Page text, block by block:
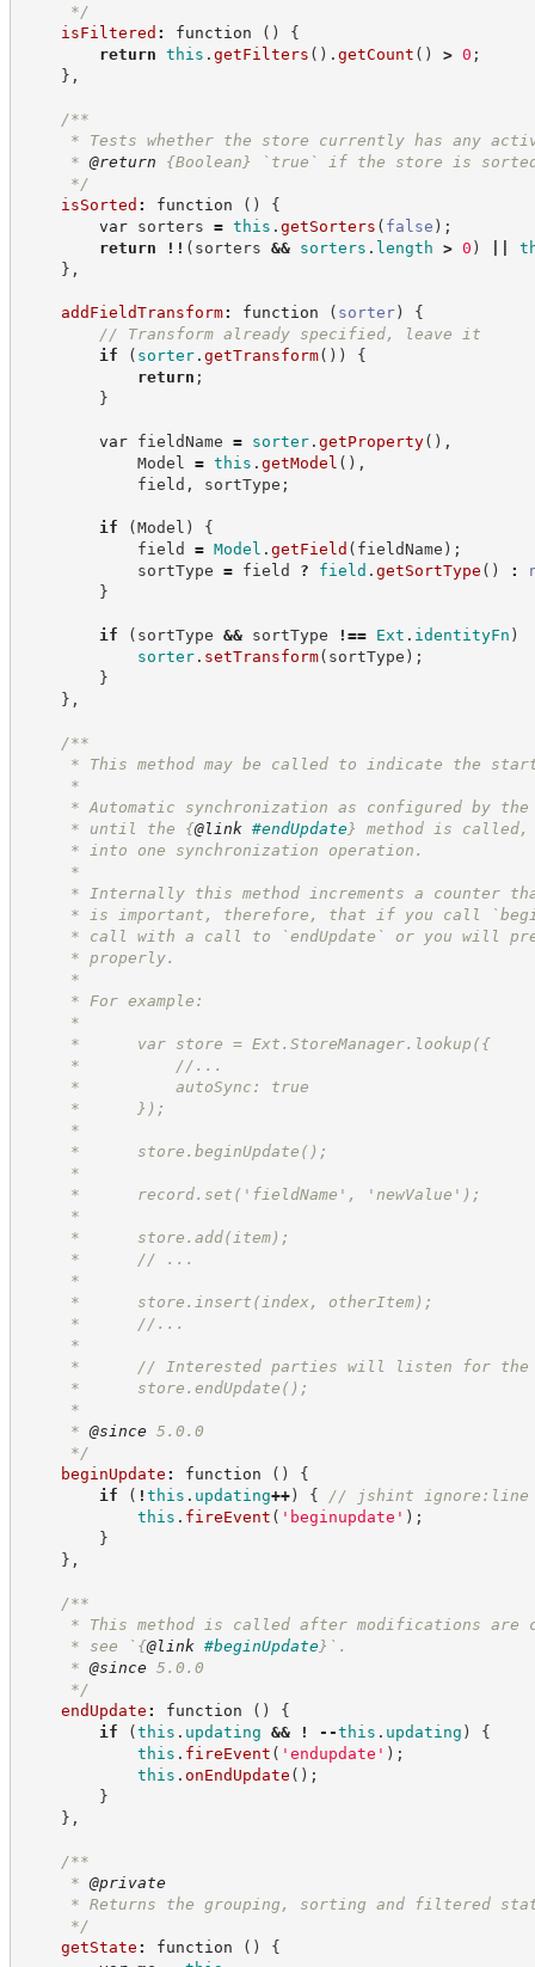
*/
isFiltered : function ( )
{
return this . getFilters ( ) . getCount ( ) > 0 ;
} ,
/**
* Tests whether the store currently has any
* @return {Boolean}
`true` if the store is
*/
isSorted : function ( )
{
var sorters = this . getSorters ( false ) ;
return
!! ( sorters && sorters . length > 0 )
} ,
addFieldTransform: function ( sorter)
{
// Transform already specified, leave it
if
( sorter. getTransform( ) )
{
return ;
}
var fieldName = sorter. getProperty( ) ,
Model = this . getModel ( ) ,
field , sortType ;
if (Model )
{
field = Model . getField ( fieldName ) ;
sortType = field ? field . getSortType ( ) :
}
if ( sortType && sortType !== Ext . identityFn )
sorter. setTransform( sortType ) ;
}
} ,
/**
* This method may be called to indicate the
*
* Automatic synchronization as configured by
* until the {@link #endUpdate} method is called,
* into one synchronization operation.
*
* Internally this method increments a counter that
* is important, therefore, that if you call
* call with a call to `endUpdate` or you will
* properly.
*
* For example:
*
*      var store = Ext.StoreManager.lookup({
*          //...
*          autoSync: true
*      });
*
*      store.beginUpdate();
*
*      record.set('fieldName', 'newValue');
*
*      store.add(item);
*      // ...
*
*      store.insert(index, otherItem);
*      //...
*
*      // Interested parties will listen for the
*      store.endUpdate();
*
* @since 5.0.0
*/
beginUpdate : function ( )
{
if
( ! this . updating++) { // jshint ignore:line
this . fireEvent ( ' beginupdate ' ) ;
}
} ,
/**
* This method is called after modifications are
* see ` {@link #beginUpdate} `.
* @since 5.0.0
*/
endUpdate : function ( )
{
if
(this . updating && ! --this . updating )
{
this . fireEvent ( ' endupdate ' ) ;
this . onEndUpdate ( ) ;
}
} ,
/**
* @private
* Returns the grouping, sorting and filtered
*/
getState : function ( )
{